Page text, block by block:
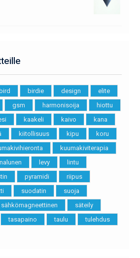
bird birdie design
elite
gsm harmonisoija
hiottu
kaakeli kaivo
kana
kiitollisuus kipu
koru
kuumakiviterapia
levy
lintu
pyramidi
riipus
suodatin
suoja
sähkömagneettinen
säteily
tasapaino taulu
tulehdus